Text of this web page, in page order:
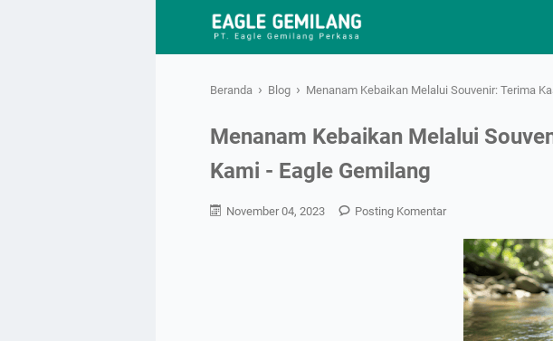
Beranda › Blog › Menanam Kebaikan Melalui Souvenir: Terima
Menanam Kebaikan Melalui
Kami - Eagle Gemilang
November 04, 2023 Posting Komentar